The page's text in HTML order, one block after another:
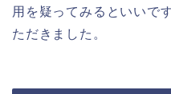
用を疑ってみるといいで
ただきました。